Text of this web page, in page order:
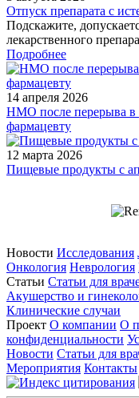
Отпуск препарата с
Подскажите,
лекарственного
Подробнее
14 апреля 2026
НМО после перерыва в
фармацевту
12 марта 2026
Пищевые продукты с
Новости Исследования
Онкология Неврология
Статьи Статьи для
Акушерство и
Клинические случаи
Проект О компании О
конфиденциальности
Новости Статьи для
Мероприятия Контакты